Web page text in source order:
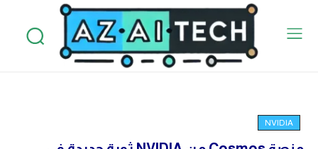
NVIDIA